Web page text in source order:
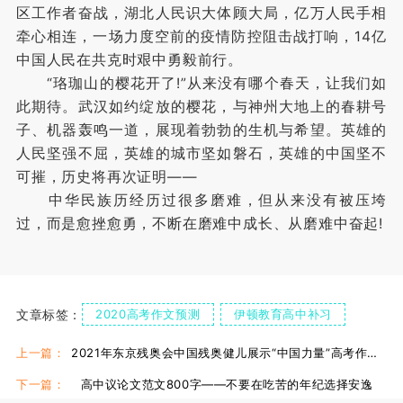
区工作者奋战，湖北人民识大体顾大局，亿万人民手相
牵心相连，一场力度空前的疫情防控阻击战打响，14亿
中国人民在共克时艰中勇毅前行。
“珞珈山的樱花开了!”从来没有哪个春天，让我们如
此期待。武汉如约绽放的樱花，与神州大地上的春耕号
子、机器轰鸣一道，展现着勃勃的生机与希望。英雄的
人民坚强不屈，英雄的城市坚如磐石，英雄的中国坚不
可摧，历史将再次证明——
中华民族历经历过很多磨难，但从来没有被压垮
过，而是愈挫愈勇，不断在磨难中成长、从磨难中奋起!
文章标签： 2020高考作文预测 伊顿教育高中补习
线上作文辅导班
上一篇： 2021年东京残奥会中国残奥健儿展示“中国力量”高考作文热点素材！
下一篇： 高中议论文范文800字——不要在吃苦的年纪选择安逸